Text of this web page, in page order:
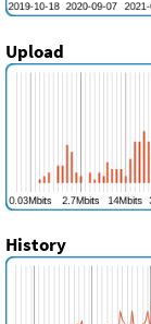
Upload
History